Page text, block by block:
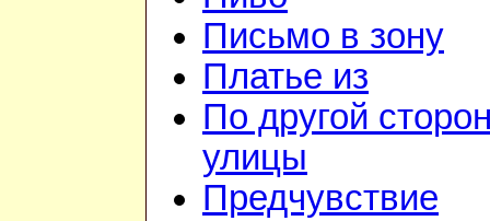
Письмо в зону
Платье из
По другой
улицы
Предчувствие